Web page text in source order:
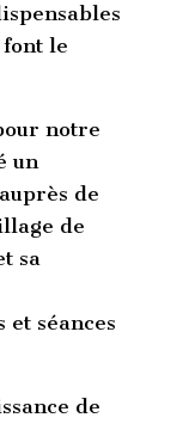
le
notre
un
de
de
sa
séances
de